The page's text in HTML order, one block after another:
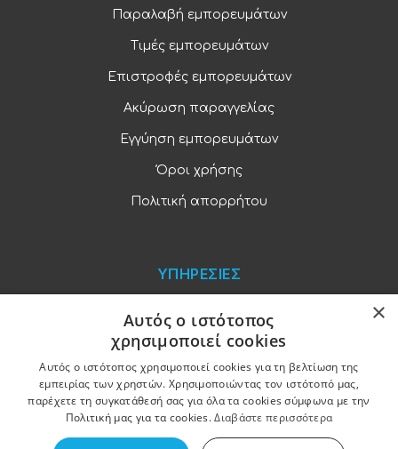
Παραλαβή εμπορευμάτων
Τιμές εμπορευμάτων
Επιστροφές εμπορευμάτων
Ακύρωση παραγγελίας
Εγγύηση εμπορευμάτων
Όροι χρήσης
Πολιτική απορρήτου
ΥΠΗΡΕΣΙΕΣ
Παραγγελίες και πληρωμές
Χονδρική πώληση
Ξενοδοχειακός εξοπλισμός
×
Αυτός ο ιστότοπος
χρησιμοποιεί cookies
Αυτός ο ιστότοπος χρησιμοποιεί cookies για τη βελτίωση της
εμπειρίας των χρηστών. Χρησιμοποιώντας τον ιστότοπό μας,
παρέχετε τη συγκατάθεσή σας για όλα τα cookies σύμφωνα με την
Πολιτική μας για τα cookies.Διαβάστε περισσότερα